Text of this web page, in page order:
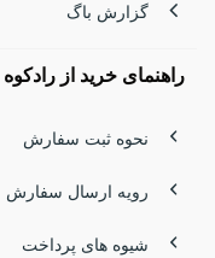
گزارش باگ
راهنمای خرید از رادکوه
نحوه ثبت سفارش
رویه ارسال سفارش
شیوه های پرداخت